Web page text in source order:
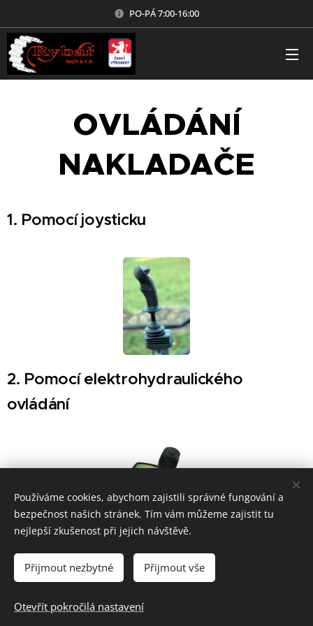
PO-PÁ 7:00-16:00
OVLÁDÁNÍ
NAKLADAČE
1. Pomocí joysticku
2. Pomocí elektrohydraulického
ovládání
Cookies
Používáme cookies, abychom zajistili správné fungování a
bezpečnost našich stránek. Tím vám můžeme zajistit tu
nejlepší zkušenost při jejich návštěvě.
Přijmout nezbytné Přijmout vše
Otevřít pokročilá nastavení